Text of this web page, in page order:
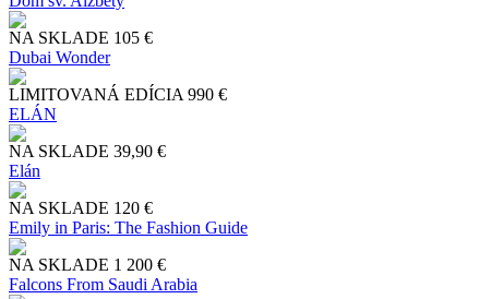
NA SKLADE 105 €
Dubai Wonder
LIMITOVANÁ EDÍCIA 990 €
ELÁN
NA SKLADE 39,90 €
Elán
NA SKLADE 120 €
Emily in Paris: The Fashion Guide
NA SKLADE 1 200 €
Falcons From Saudi Arabia